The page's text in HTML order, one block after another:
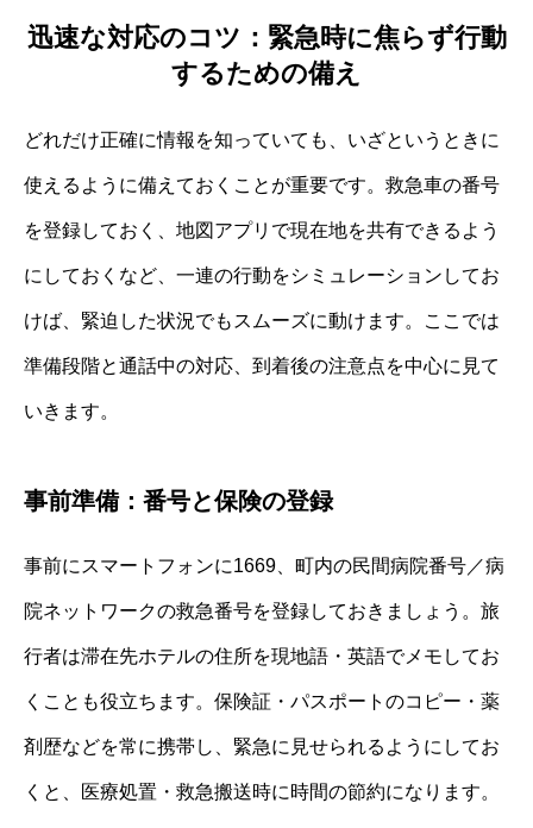
迅速な対応のコツ：緊急時に焦らず行動
するための備え
どれだけ正確に情報を知っていても、いざというときに
使えるように備えておくことが重要です。救急車の番号
を登録しておく、地図アプリで現在地を共有できるよう
にしておくなど、一連の行動をシミュレーションしてお
けば、緊迫した状況でもスムーズに動けます。ここでは
準備段階と通話中の対応、到着後の注意点を中心に見て
いきます。
事前準備：番号と保険の登録
事前にスマートフォンに1669、町内の民間病院番号／病
院ネットワークの救急番号を登録しておきましょう。旅
行者は滞在先ホテルの住所を現地語・英語でメモしてお
くことも役立ちます。保険証・パスポートのコピー・薬
剤歴などを常に携帯し、緊急に見せられるようにしてお
くと、医療処置・救急搬送時に時間の節約になります。